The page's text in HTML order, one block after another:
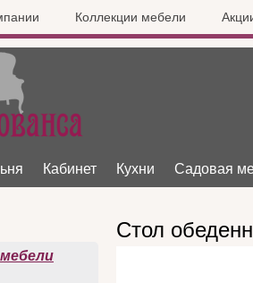
Коллекции мебели
Кабинет Кухни Садовая
Стол